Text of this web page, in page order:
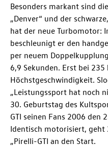
Besonders markant sind
„Denver“ und der
hat der neue Turbomotor:
beschleunigt er den
per neuem
6,9 Sekunden. Erst bei
Höchstgeschwindigkeit.
„Leistungssport hat noch
30. Geburtstag des
GTI seinen Fans 2006 den
Identisch motorisiert, geht
„Pirelli-GTI an den Start.